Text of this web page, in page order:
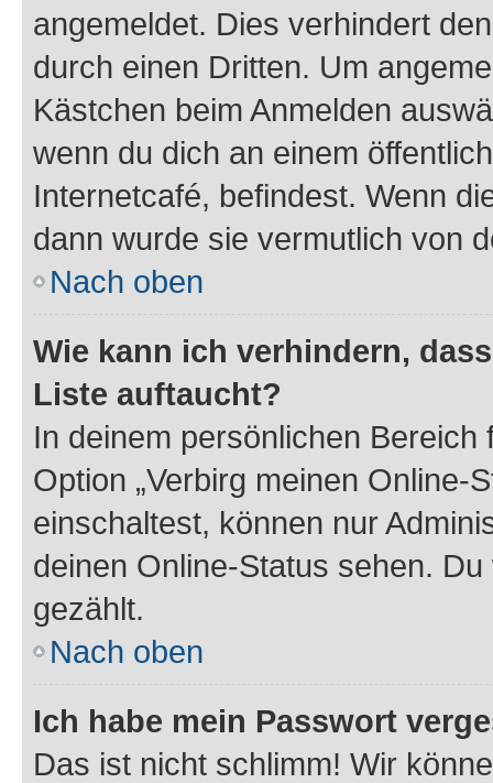
angemeldet. Dies verhindert
durch einen Dritten. Um
Kästchen beim Anmelden
wenn du dich an einem
Internetcafé, befindest. Wenn
dann wurde sie vermutlich von
Nach oben
Wie kann ich verhindern,
Liste auftaucht?
In deinem persönlichen
Option „Verbirg meinen Online-
einschaltest, können nur
deinen Online-Status sehen.
gezählt.
Nach oben
Ich habe mein Passwort
Das ist nicht schlimm! Wir